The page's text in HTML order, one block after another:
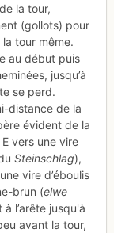
la tour,
(gollots) pour
tour même.
au début puis
jusqu’à
se perd.
distance de la
évident de la
vers une vire
Steinschlag),
vire d’éboulis
brun (elwe
l’arête jusqu'à
avant la tour,